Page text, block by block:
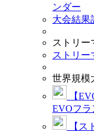
ンダー
大会結果
ストリー
ストリー
世界規模
【
EVOフラ
【ス